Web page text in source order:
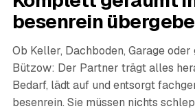
besenrein
Ob Keller, Dachboden, Garage oder
Bützow: Der Partner trägt alles
Bedarf, lädt auf und entsorgt
besenrein. Sie müssen nichts